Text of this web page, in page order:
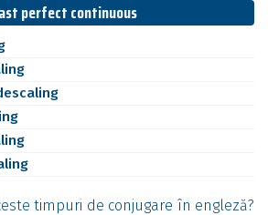
perfect continuous
timpuri de conjugare în engleză?